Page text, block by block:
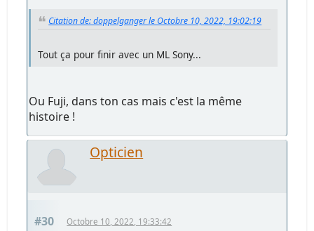
Citation de: doppelganger le Octobre 10, 2022, 19:02:19
Tout ça pour finir avec un ML Sony...
Ou Fuji, dans ton cas mais c'est la même
histoire !
Opticien
#30 Octobre 10, 2022, 19:33:42